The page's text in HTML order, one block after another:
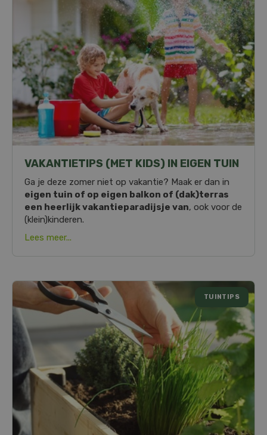
VAKANTIETIPS (MET KIDS) IN EIGEN TUIN
Ga je deze zomer niet op vakantie? Maak er dan in
eigen tuin of op eigen balkon of (dak)terras
een heerlijk vakantieparadijsje van, ook voor de
(klein)kinderen.
Lees meer...
TUINTIPS